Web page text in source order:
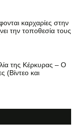
καρχαρίες στην
την τοποθεσία τους
της Κέρκυρας – Ο
(Βίντεο και